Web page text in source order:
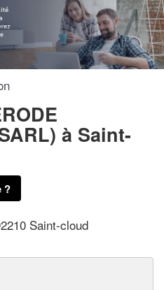
à Saint-
?
Saint-cloud